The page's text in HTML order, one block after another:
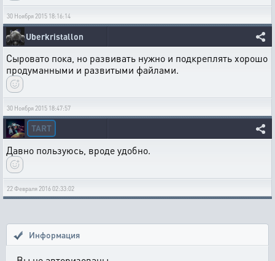
30 Ноября 2015 18:16:14
Uberkristallon
Сыровато пока, но развивать нужно и подкреплять хорошо
продуманными и развитыми файлами.
30 Ноября 2015 18:47:57
TART
Давно пользуюсь, вроде удобно.
22 Февраля 2016 02:33:02
Информация